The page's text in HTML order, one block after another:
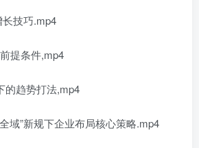
技巧.mp4
提条件,mp4
的趋势打法,mp4
域”新规下企业布局核心策略.mp4